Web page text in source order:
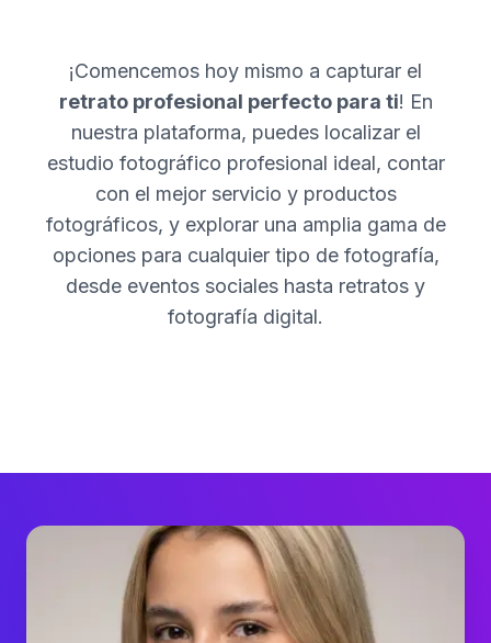
¡Comencemos hoy mismo a capturar el
retrato profesional perfecto para ti! En
nuestra plataforma, puedes localizar el
estudio fotográfico profesional ideal, contar
con el mejor servicio y productos
fotográficos, y explorar una amplia gama de
opciones para cualquier tipo de fotografía,
desde eventos sociales hasta retratos y
fotografía digital.